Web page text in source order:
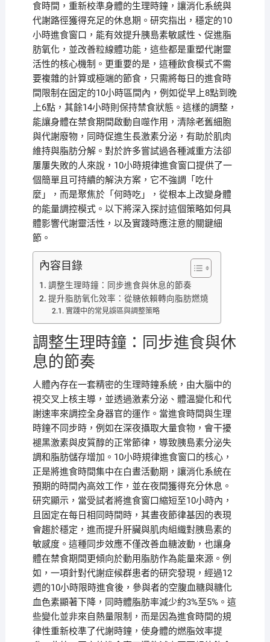
食時間，重新校準身體的生理時鐘，讓消化系統與
代謝路徑獲得充足的休息期。研究指出，穩定的10
小時進食窗口，能有效提升胰島素敏感性、促進脂
肪氧化，並改善粒線體功能，這些都是重塑代謝靈
活性的核心機制。更重要的是，這種飲食模式不需
要複雜的計算或極端的節食，只需將每日的進食時
間限制在固定的10小時區間內，例如從早上8點到晚
上6點，其餘14小時則保持禁食狀態。這樣的調整，
能讓身體在禁食期間啟動自噬作用，清除老舊細胞
與代謝廢物，同時促進生長激素分泌，有助於肌肉
維持與脂肪分解。對於許多嘗試過各種減重方法卻
屢屢失敗的人來說，10小時規律進食窗口提供了一
個簡單且可持續的解決方案，它不強調「吃什
麼」，而是聚焦於「何時吃」，從根本上改變身體
的能量調控模式。以下將深入探討這個策略如何具
體影響代謝靈活性，以及實踐時應注意的關鍵細
節。
內容目錄
調整生理時鐘：同步進食與休息的節奏
提升脂肪氧化效率：從糖依賴轉向脂肪燃燒
實踐中的常見誤區與調整策略
調整生理時鐘：同步進食與休
息的節奏
人體內存在一套精密的生理時鐘系統，由大腦中的
視交叉上核主導，並透過激素分泌、體溫變化和代
謝速率來調控全身器官的運作。當進食時間與生理
時鐘不同步時，例如在深夜攝取大量食物，會干擾
褪黑激素與皮質醇的正常節律，導致胰島素分泌失
調和脂肪儲存增加。10小時規律進食窗口的核心，
正是將進食時間集中在白晝活動期，讓消化系統在
預期的時間內高效工作，並在夜間獲得充分休息。
研究顯示，當受試者將進食窗口縮短至10小時內，
且固定在每日相同時間時，其晝夜節律基因的表現
會趨於穩定，進而提升肝臟與肌肉組織對胰島素的
敏感度。這種同步效應不僅改善血糖波動，也讓身
體在禁食期間更傾向於動用脂肪作為能量來源。例
如，一項針對代謝症候群患者的研究發現，經過12
週的10小時限時進食後，參與者的空腹血糖與糖化
血色素顯著下降，同時體脂肪率減少約3%至5%。這
些變化並非來自熱量限制，而是因為進食時間的規
律性重新校準了代謝時鐘，使身體的燃脂效率提